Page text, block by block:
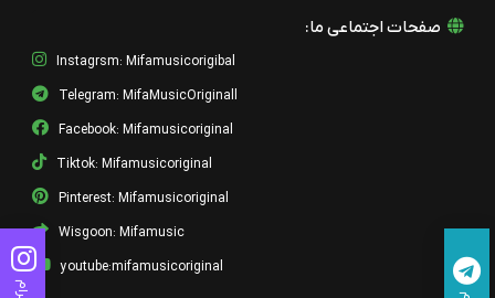
صفحات اجتماعی ما:
Instagrsm: Mifamusicorigibal
Telegram: MifaMusicOriginall
Facebook: Mifamusicoriginal
Tiktok: Mifamusicoriginal
Pinterest: Mifamusicoriginal
Wisgoon: Mifamusic
youtube:mifamusicoriginal